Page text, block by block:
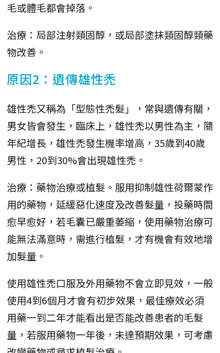
毛或體毛都會掉落。
治療：局部注射類固醇，或局部塗抹類固醇類藥
物改善。
原因2：遺傳雄性禿
雄性禿又稱為「型態性禿髮」，常與遺傳有關，
男女皆會發生，臨床上，雄性禿以男性為主，隨
年紀增長，雄性禿發生機率增高，35歲到40歲
男性，20到30%會出現雄性禿。
治療：藥物治療或植髮。服用抑制雄性荷爾蒙作
用的藥物，延緩惡化速度及改善髮量，投藥時間
愈早愈好，若毛囊已嚴重萎縮，使用藥物治療可
能無法滿意時，需進行植髮，才有機會有效地增
加髮量。
使用雄性禿口服及外用藥物不會立即見效，一般
使用4到6個月才會有初步效果，最佳療效必須
用藥一到二年才能看出是否能改善患者的毛髮
量，若服用藥物一年後，未達預期效果，可考慮